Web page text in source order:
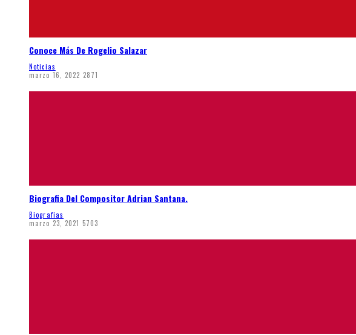
Conoce Más De Rogelio Salazar
Noticias
marzo 16, 2022 2871
Biografia Del Compositor Adrian Santana.
Biografias
marzo 23, 2021 5703